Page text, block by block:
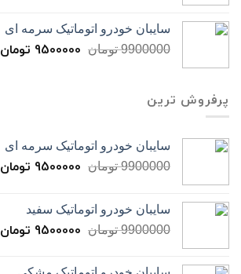
سایبان خودرو اتوماتیک سرمه ای
9900000 تومان 9500000 تومان
پرفروش ترین
سایبان خودرو اتوماتیک سرمه ای
9900000 تومان 9500000 تومان
سایبان خودرو اتوماتیک سفید
9900000 تومان 9500000 تومان